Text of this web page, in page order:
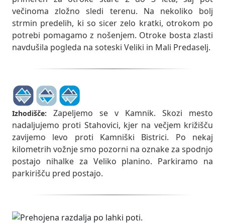
večinoma zložno sledi terenu. Na nekoliko bolj
strmin predelih, ki so sicer zelo kratki, otrokom po
potrebi pomagamo z nošenjem. Otroke bosta zlasti
navdušila pogleda na soteski Veliki in Mali Predaselj.
Izhodišče:
Zapeljemo se v Kamnik. Skozi mesto
nadaljujemo proti Stahovici, kjer na večjem križišču
zavijemo levo proti Kamniški Bistrici. Po nekaj
kilometrih vožnje smo pozorni na oznake za spodnjo
postajo nihalke za Veliko planino. Parkiramo na
parkirišču pred postajo.